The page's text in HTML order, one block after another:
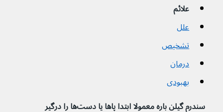
علائم
علل
تشخیص
درمان
بهبودی
سندرم گیلن باره معمولا ابتدا پاها یا دست‌ها را درگیر